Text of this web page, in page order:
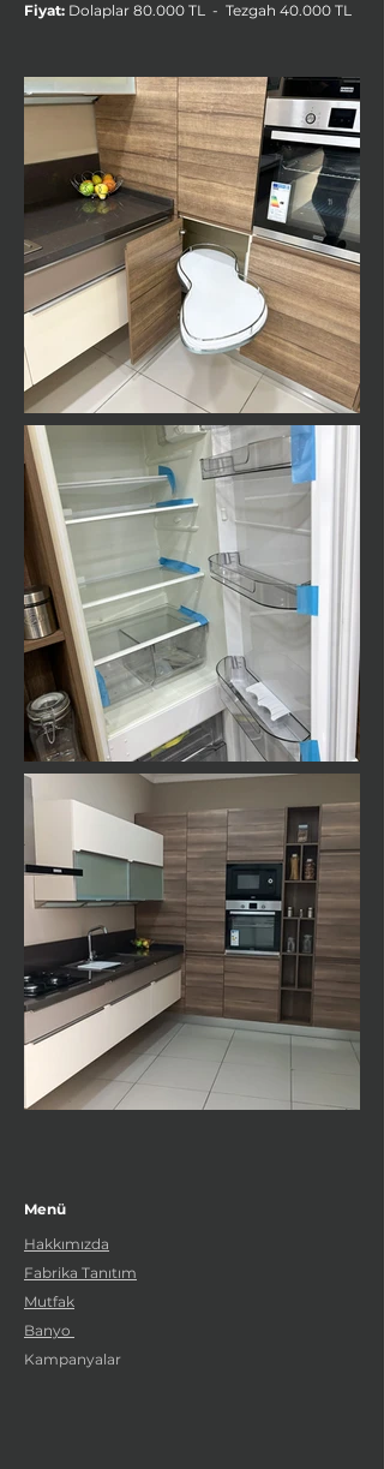
Fiyat: Dolaplar 80.000 TL - Tezgah 40.000 TL
Menü
Hakkımızda
Fabrika Tanıtım
Mutfak
Banyo
Kampanyalar